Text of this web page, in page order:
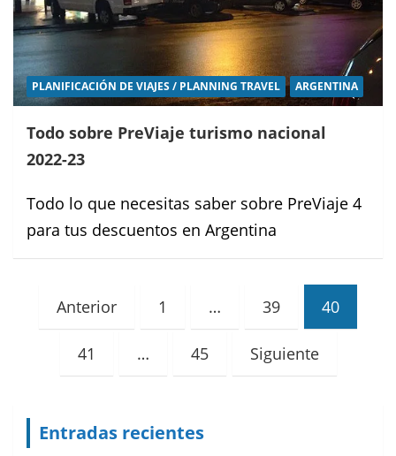
PLANIFICACIÓN DE VIAJES / PLANNING TRAVEL ARGENTINA
Todo sobre PreViaje turismo nacional
2022-23
Todo lo que necesitas saber sobre PreViaje 4
para tus descuentos en Argentina
Paginación
entradas
Anterior 1 … 39 40
41 … 45 Siguiente
Entradas recientes